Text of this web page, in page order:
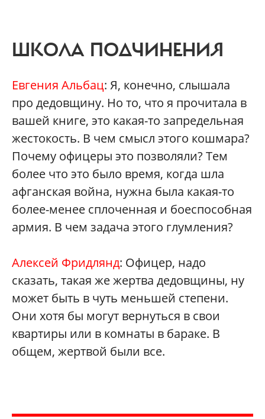
ШКОЛА ПОДЧИНЕНИЯ
Евгения Альбац: Я, конечно, слышала
про дедовщину. Но то, что я прочитала в
вашей книге, это какая-то запредельная
жестокость. В чем смысл этого кошмара?
Почему офицеры это позволяли? Тем
более что это было время, когда шла
афганская война, нужна была какая-то
более-менее сплоченная и боеспособная
армия. В чем задача этого глумления?
Алексей Фридлянд: Офицер, надо
сказать, такая же жертва дедовщины, ну
может быть в чуть меньшей степени.
Они хотя бы могут вернуться в свои
квартиры или в комнаты в бараке. В
общем, жертвой были все.